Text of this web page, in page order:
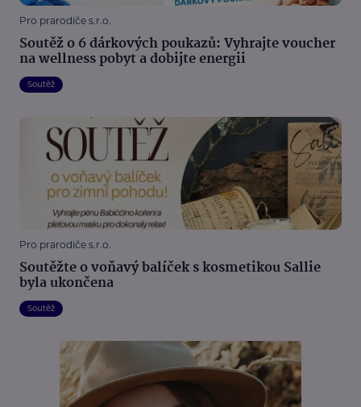
Pro prarodiče s.r.o.
Soutěž o 6 dárkových poukazů: Vyhrajte voucher
na wellness pobyt a dobijte energii
Soutěž
Pro prarodiče s.r.o.
Soutěžte o voňavý balíček s kosmetikou Sallie
byla ukončena
Soutěž